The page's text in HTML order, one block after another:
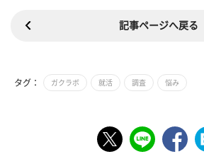
記事ページへ戻る
タグ： ガクラボ 就活 調査 悩み